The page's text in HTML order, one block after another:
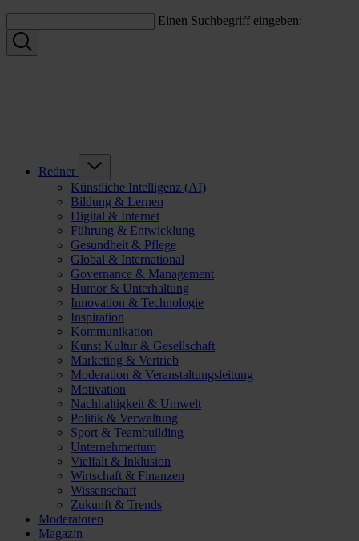
Einen Suchbegriff eingeben:
Redner
Künstliche Intelligenz (AI)
Bildung & Lernen
Digital & Internet
Führung & Entwicklung
Gesundheit & Pflege
Global & International
Governance & Management
Humor & Unterhaltung
Innovation & Technologie
Inspiration
Kommunikation
Kunst Kultur & Gesellschaft
Marketing & Vertrieb
Moderation & Veranstaltungsleitung
Motivation
Nachhaltigkeit & Umwelt
Politik & Verwaltung
Sport & Teambuilding
Unternehmertum
Vielfalt & Inklusion
Wirtschaft & Finanzen
Wissenschaft
Zukunft & Trends
Moderatoren
Magazin